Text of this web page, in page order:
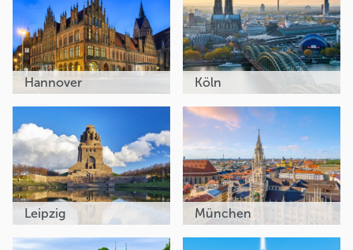
Hannover Köln
Leipzig München